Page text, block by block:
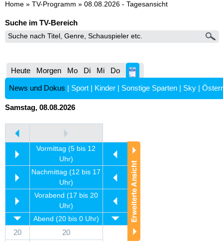
Home » TV-Programm » 08.08.2026 - Tagesansicht
Suche im TV-Bereich
Heute Morgen Mo Di Mi Do
News und Dokus | Sport | Kinder | Sonstige Sparten | Sky |
Samstag, 08.08.2026
Vormittag (5 bis 12
Uhr)
Nachmittag (12 bis 17
Uhr)
Vorabend (17 bis 20
Uhr)
Abend (20 bis 0 Uhr)
20
20